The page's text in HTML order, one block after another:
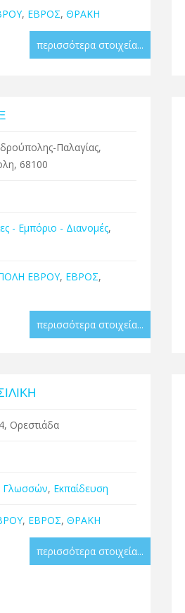
, ΕΒΡΟΣ, ΘΡΑΚΗ
περισσότερα στοιχεία...
Παλαγίας,
68100
- Εμπόριο - Διανομές,
ΕΒΡΟΥ, ΕΒΡΟΣ,
περισσότερα στοιχεία...
Ορεστιάδα
Γλωσσών, Εκπαίδευση
, ΕΒΡΟΣ, ΘΡΑΚΗ
περισσότερα στοιχεία...